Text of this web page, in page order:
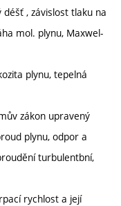
, závislost tlaku na
mol. plynu, Maxwel-
plynu, tepelná
zákon upravený
plynu, odpor a
turbulentbní,
rychlost a její